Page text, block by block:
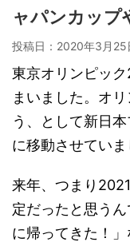
ャパンカップ
投稿日： 2020年3月25
東京オリンピッ
まいました。オ
う、として新日
に移動させていま
来年、つまり
定だったと思う
に帰ってきた！